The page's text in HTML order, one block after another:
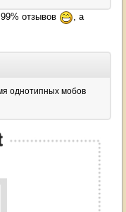
отзывов
, а
однотипных мобов